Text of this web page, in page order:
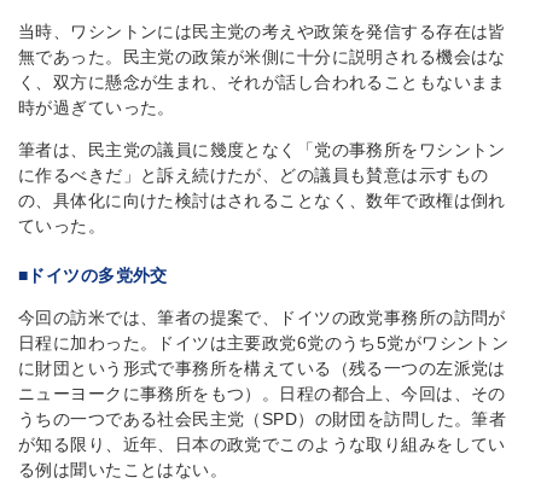
当時、ワシントンには民主党の考えや政策を発信する存在は皆
無であった。民主党の政策が米側に十分に説明される機会はな
く、双方に懸念が生まれ、それが話し合われることもないまま
時が過ぎていった。
筆者は、民主党の議員に幾度となく「党の事務所をワシントン
に作るべきだ」と訴え続けたが、どの議員も賛意は示すもの
の、具体化に向けた検討はされることなく、数年で政権は倒れ
ていった。
■ドイツの多党外交
今回の訪米では、筆者の提案で、ドイツの政党事務所の訪問が
日程に加わった。ドイツは主要政党6党のうち5党がワシントン
に財団という形式で事務所を構えている（残る一つの左派党は
ニューヨークに事務所をもつ）。日程の都合上、今回は、その
うちの一つである社会民主党（SPD）の財団を訪問した。筆者
が知る限り、近年、日本の政党でこのような取り組みをしてい
る例は聞いたことはない。